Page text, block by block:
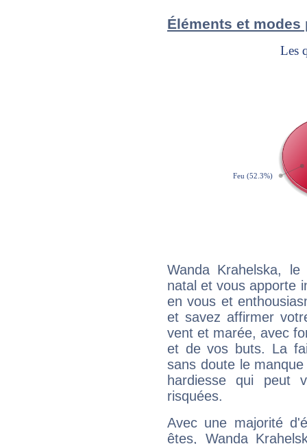
Éléments et modes
Wanda Krahelska,
natal et vous apporte
en vous et
et savez affirmer
vent et marée, avec
et de vos buts. La
sans doute le
hardiesse qui peut
risquées.
Avec une majorité
êtes, Wanda